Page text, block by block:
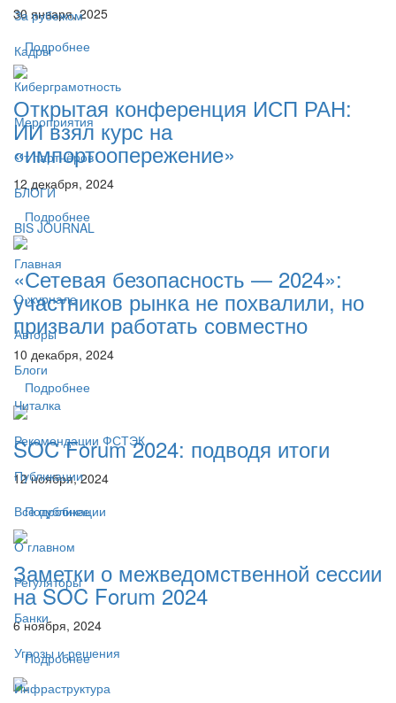
За рубежом
Кадры
Киберграмотность
Мероприятия
От партнёров
БЛОГИ
BIS JOURNAL
Главная
О журнале
Авторы
Блоги
Читалка
Рекомендации ФСТЭК
Публикации
Все публикации
О главном
Регуляторы
Банки
Угрозы и решения
Инфраструктура
30 января, 2025
Подробнее
Открытая конференция ИСП РАН:
ИИ взял курс на
«импортоопережение»
12 декабря, 2024
Подробнее
«Сетевая безопасность — 2024»:
участников рынка не похвалили, но
призвали работать совместно
10 декабря, 2024
Подробнее
SOC Forum 2024: подводя итоги
12 ноября, 2024
Подробнее
Заметки о межведомственной сессии
на SOC Forum 2024
6 ноября, 2024
Подробнее